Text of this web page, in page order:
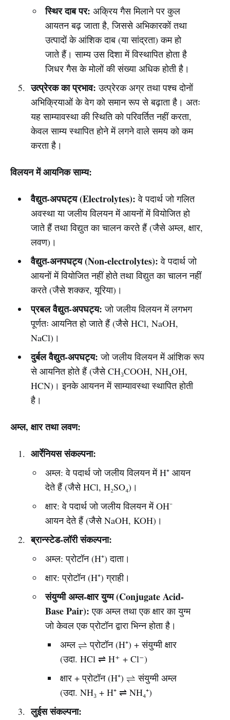
स्थिर दाब पर: अक्रिय गैस मिलाने पर कुल
आयतन बढ़ जाता है, जिससे अभिकारकों तथा
उत्पादों के आंशिक दाब (या सांद्रता) कम हो
जाते हैं। साम्य उस दिशा में विस्थापित होता है
जिधर गैस के मोलों की संख्या अधिक होती है।
उत्प्रेरक का प्रभाव: उत्प्रेरक अग्र तथा पश्च दोनों
अभिक्रियाओं के वेग को समान रूप से बढ़ाता है। अतः
यह साम्यावस्था की स्थिति को परिवर्तित नहीं करता,
केवल साम्य स्थापित होने में लगने वाले समय को कम
करता है।
विलयन में आयनिक साम्य:
वैद्युत-अपघट्य (Electrolytes): वे पदार्थ जो गलित
अवस्था या जलीय विलयन में आयनों में वियोजित हो
जाते हैं तथा विद्युत का चालन करते हैं (जैसे अम्ल, क्षार,
लवण)।
वैद्युत-अनपघट्य (Non-electrolytes): वे पदार्थ जो
आयनों में वियोजित नहीं होते तथा विद्युत का चालन नहीं
करते (जैसे शक्कर, यूरिया)।
प्रबल वैद्युत-अपघट्य: जो जलीय विलयन में लगभग
पूर्णतः आयनित हो जाते हैं (जैसे HCl, NaOH,
NaCl)।
दुर्बल वैद्युत-अपघट्य: जो जलीय विलयन में आंशिक रूप
से आयनित होते हैं (जैसे CH₃COOH, NH₄OH,
HCN)। इनके आयनन में साम्यावस्था स्थापित होती
है।
अम्ल, क्षार तथा लवण:
आर्रेनियस संकल्पना:
अम्ल: वे पदार्थ जो जलीय विलयन में H⁺ आयन
देते हैं (जैसे HCl, H₂SO₄)।
क्षार: वे पदार्थ जो जलीय विलयन में OH⁻
आयन देते हैं (जैसे NaOH, KOH)।
ब्रान्स्टेड-लॉरी संकल्पना:
अम्ल: प्रोटॉन (H⁺) दाता।
क्षार: प्रोटॉन (H⁺) ग्राही।
संयुग्मी अम्ल-क्षार युग्म (Conjugate Acid-
Base Pair): एक अम्ल तथा एक क्षार का युग्म
जो केवल एक प्रोटॉन द्वारा भिन्न होता है।
अम्ल ⇌ प्रोटॉन (H⁺) + संयुग्मी क्षार
(उदा. HCl ⇌ H⁺ + Cl⁻)
क्षार + प्रोटॉन (H⁺) ⇌ संयुग्मी अम्ल
(उदा. NH₃ + H⁺ ⇌ NH₄⁺)
लुईस संकल्पना: